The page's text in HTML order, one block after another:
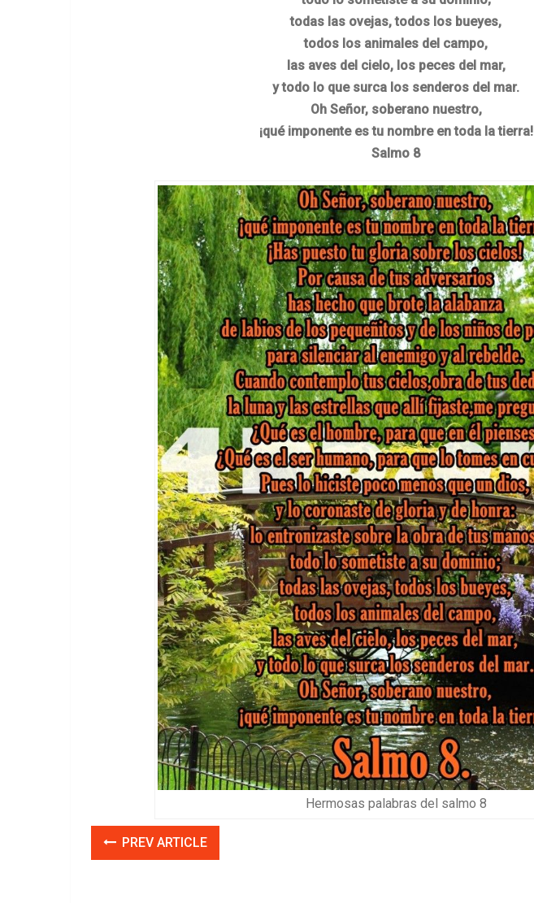
todas las ovejas, todos los bueyes,
todos los animales del campo,
las aves del cielo, los peces del mar,
y todo lo que surca los senderos del mar.
Oh Señor, soberano nuestro,
¡qué imponente es tu nombre en toda la tierra!
Salmo 8
Hermosas palabras del salmo 8
PREV ARTICLE